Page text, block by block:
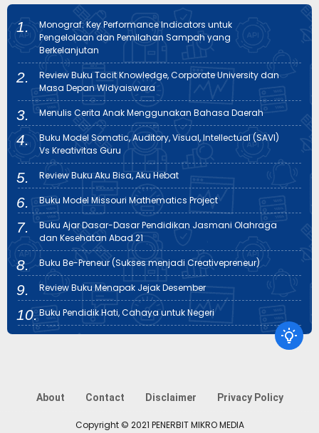
Monograf: Key Performance Indicators untuk
Pengelolaan dan Pemilahan Sampah yang
Berkelanjutan
Review Buku Tacit Knowledge, Corporate University dan
Masa Depan Widyaiswara
Menulis Cerita Anak Menggunakan Bahasa Daerah
Buku Model Somatic, Auditory, Visual, Intellectual (SAVI)
Vs Kreativitas Guru
Review Buku Aku Bisa, Aku Hebat
Buku Model Missouri Mathematics Project
Buku Ajar Dasar-Dasar Pendidikan Jasmani Olahraga
dan Kesehatan Abad 21
Buku Be-Preneur (Sukses menjadi Creativepreneur)
Review Buku Menapak Jejak Desember
Buku Pendidik Hati, Cahaya untuk Negeri
About Contact Disclaimer Privacy Policy
Copyright © 2021 PENERBIT MIKRO MEDIA